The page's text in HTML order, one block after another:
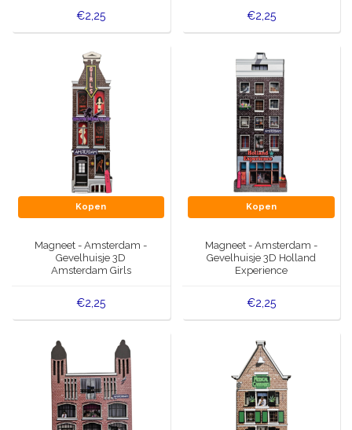
€2,25 €2,25
Kopen
Magneet - Amsterdam -
Gevelhuisje 3D
Amsterdam Girls
€2,25
Kopen
Magneet - Amsterdam -
Gevelhuisje 3D Holland
Experience
€2,25